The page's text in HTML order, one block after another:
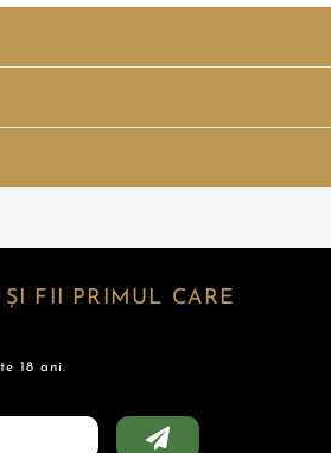
FII PRIMUL CARE
18 ani.